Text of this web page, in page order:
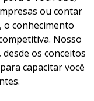
ou contar
o conhecimento
Nosso
os conceitos
capacitar você